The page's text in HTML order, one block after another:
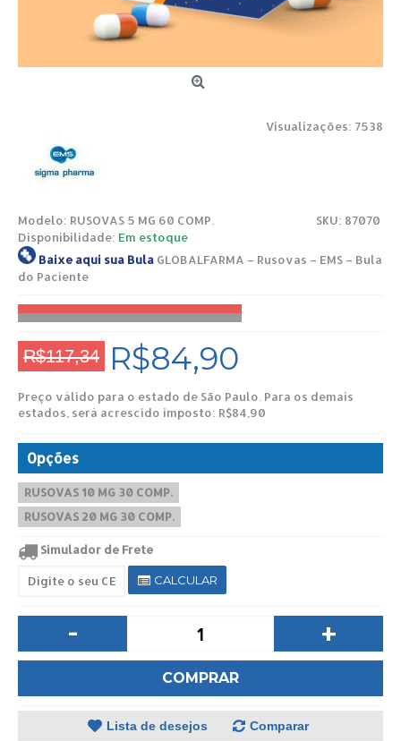
Visualizações: 7538
Modelo: RUSOVAS 5 MG 60 COMP.
SKU: 87070
Disponibilidade: Em estoque
Baixe aqui sua Bula GLOBALFARMA – Rusovas – EMS – Bula
do Paciente
R$117,34 R$84,90
Preço válido para o estado de São Paulo. Para os demais
estados, será acrescido imposto: R$84,90
Opções
RUSOVAS 10 MG 30 COMP.
RUSOVAS 20 MG 30 COMP.
Simulador de Frete
CALCULAR
- +
COMPRAR
Lista de desejos Comparar